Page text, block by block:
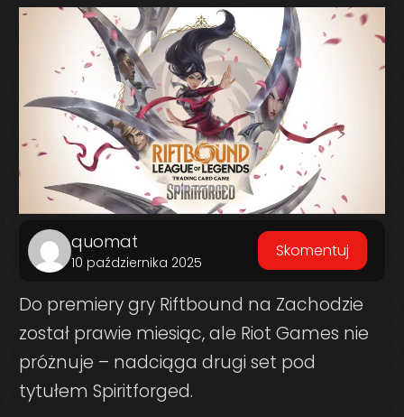
quomat
10 października 2025
Skomentuj
Do premiery gry Riftbound na Zachodzie
został prawie miesiąc, ale Riot Games nie
próżnuje – nadciąga drugi set pod
tytułem Spiritforged.